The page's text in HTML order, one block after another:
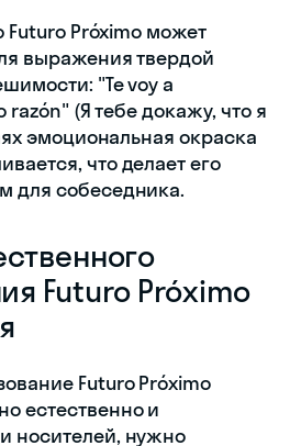
Futuro Próximo может
выражения твердой
"Te voy a
(Я тебе докажу, что я
эмоциональная окраска
что делает его
для собеседника.
Futuro Próximo
Futuro Próximo
естественно и
носителей, нужно